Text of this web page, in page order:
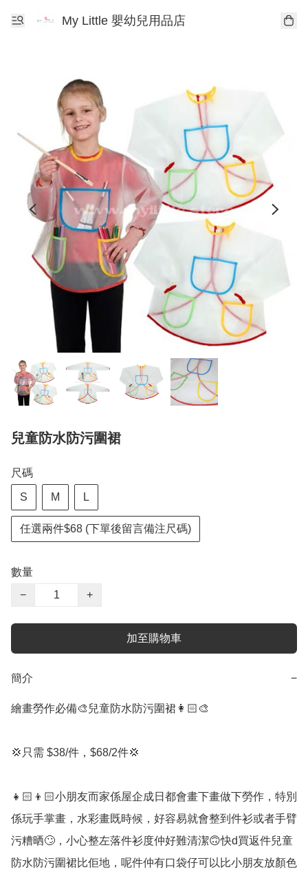
My Little 嬰幼兒用品店
兒童防水防污圍裙
尺碼
S M L
任選兩件$68 (下單後留言備注尺碼)
數量
−
+
加至購物車
簡介 −
繪畫勞作必備🎨兒童防水防污圍裙👩🏻‍🎨
💢只需 $38/件，$68/2件💢
👧🏻👦🏻小朋友而家係屋企成日都會畫下畫做下勞作，特別
係玩手掌畫，水彩畫既時候，好容易就會整到件衫或者手臂
污糟晒🙄，小心整左落件衫度仲好難清潔🙃快d買返件兒童
防水防污圍裙比佢地，呢件仲有口袋仔可以比小朋友放顏色